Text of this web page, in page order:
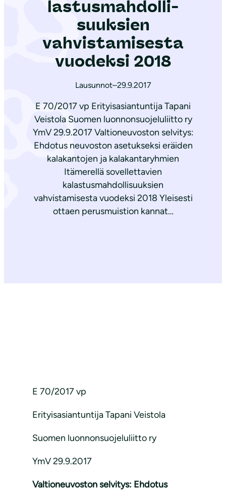
las­tus­mah­dol­li­
suuk­sien
vahvistamisesta
vuodeksi 2018
Lausunnot–29.9.2017
E 70/2017 vp Erityisasiantuntija Tapani
Veistola Suomen luonnonsuojeluliitto ry
YmV 29.9.2017 Valtioneuvoston selvitys:
Ehdotus neuvoston asetukseksi eräiden
kalakantojen ja kalakantaryhmien
Itämerellä sovellettavien
kalastusmahdollisuuksien
vahvistamisesta vuodeksi 2018 Yleisesti
ottaen perusmuistion kannat…
E 70/2017 vp
Erityisasiantuntija Tapani Veistola
Suomen luonnonsuojeluliitto ry
YmV 29.9.2017
Valtioneuvoston selvitys: Ehdotus